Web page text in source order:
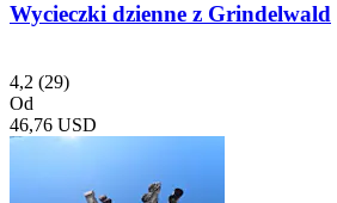
Wycieczki dzienne z Grindelwald
4,2 (29)
Od
46,76 USD